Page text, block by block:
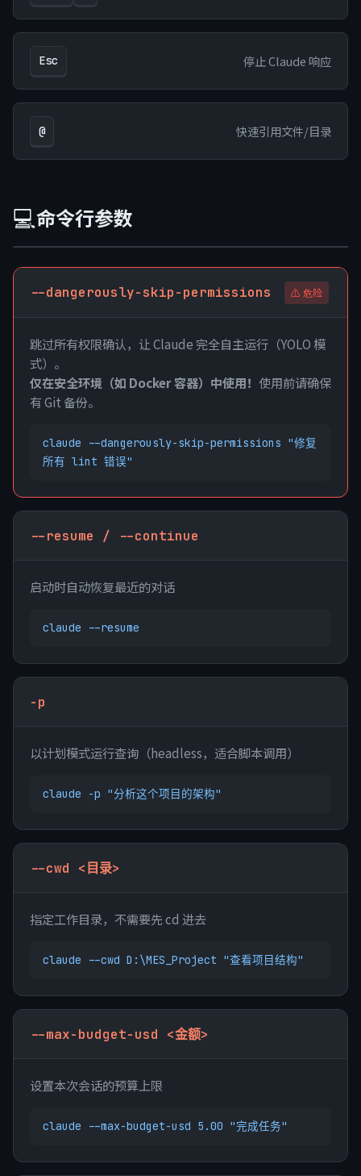
Esc 停止 Claude 响应
@ 快速引用文件/目录
💻命令行参数
--dangerously-skip-permissions ⚠️ 危险
跳过所有权限确认，让 Claude 完全自主运行（YOLO 模
式）。
仅在安全环境（如 Docker 容器）中使用！ 使用前请确保
有 Git 备份。
claude --dangerously-skip-permissions "修复
所有 lint 错误"
--resume / --continue
启动时自动恢复最近的对话
claude --resume
-p
以计划模式运行查询（headless，适合脚本调用）
claude -p "分析这个项目的架构"
--cwd <目录>
指定工作目录，不需要先 cd 进去
claude --cwd D:\MES_Project "查看项目结构"
--max-budget-usd <金额>
设置本次会话的预算上限
claude --max-budget-usd 5.00 "完成任务"